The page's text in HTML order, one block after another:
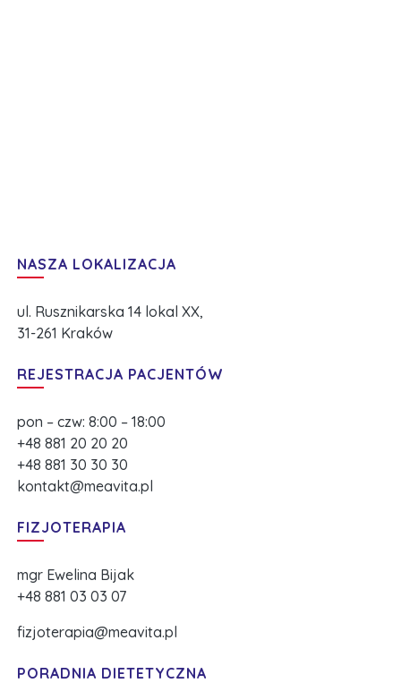
NASZA LOKALIZACJA
ul. Rusznikarska 14 lokal XX,
31-261 Kraków
REJESTRACJA PACJENTÓW
pon – czw: 8:00 – 18:00
+48 881 20 20 20
+48 881 30 30 30
kontakt@meavita.pl
FIZJOTERAPIA
mgr Ewelina Bijak
+48 881 03 03 07
fizjoterapia@meavita.pl
PORADNIA DIETETYCZNA